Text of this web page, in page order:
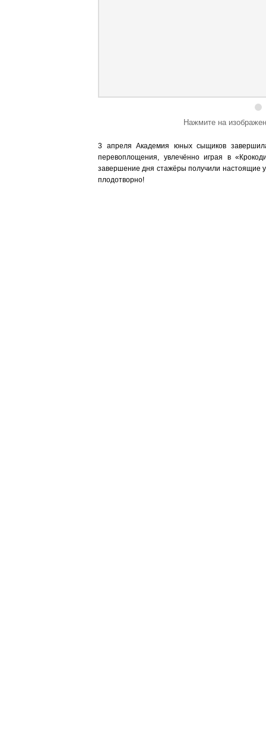
Нажмите на
3 апреля Академия юных сыщиков
перевоплощения, увлечённо играя в
завершение дня стажёры получили настоящие
плодотворно!